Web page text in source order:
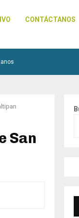
CONTÁCTANOS
San